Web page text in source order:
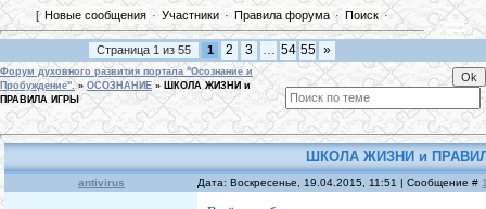
[ Новые сообщения · Участники · Правила форума · Поиск·
Страница 1 из 55 1 2 3 … 54 55 »
Форум духовного развития портала "Осознание и
Пробуждение". » ОСОЗНАНИЕ » ШКОЛА ЖИЗНИ и
ПРАВИЛА ИГРЫ
ШКОЛА ЖИЗНИ и
antivirus Дата: Воскресенье, 19.04.2015, 11:51 | Сообщение #